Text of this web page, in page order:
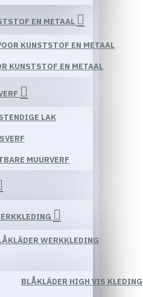
EN METAAL
KUNSTSTOF EN METAAL
KUNSTSTOF EN METAAL
LAK
MUURVERF
WERKKLEDING
BLÅKLÄDER HIGH VIS KLEDING